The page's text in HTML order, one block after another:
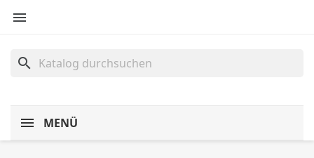

search
MENÜ